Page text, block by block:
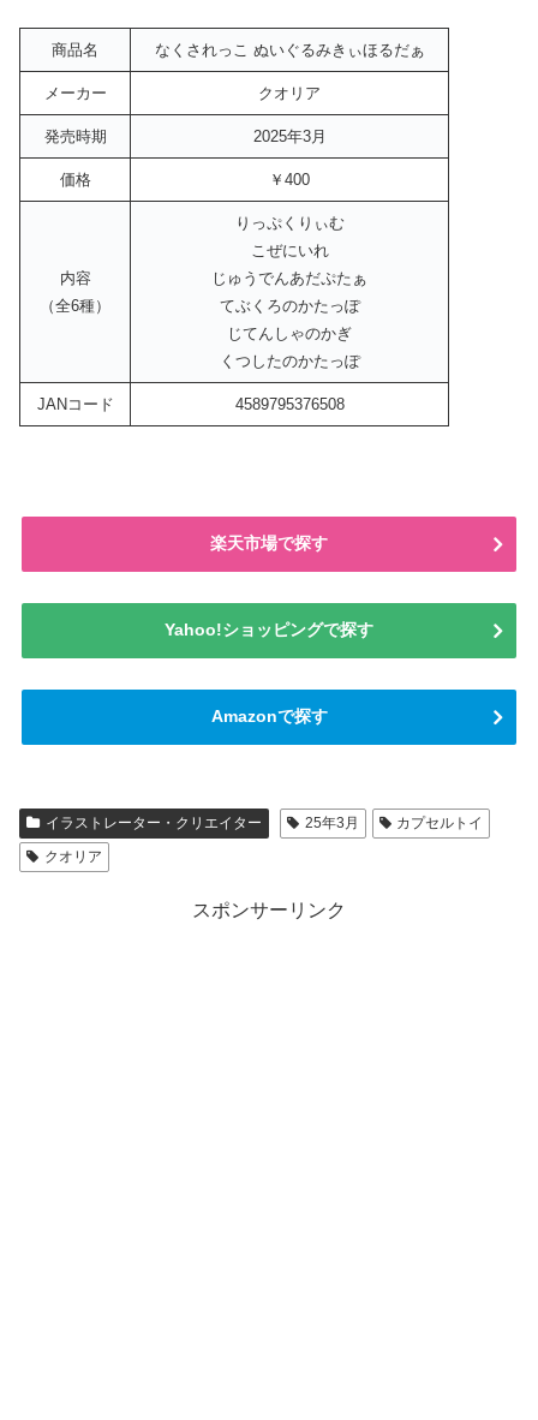
商品名 なくされっこ ぬいぐるみきぃほるだぁ
メーカー クオリア
発売時期 2025年3月
価格 ￥400
内容
（全6種）
りっぷくりぃむ
こぜにいれ
じゅうでんあだぷたぁ
てぶくろのかたっぽ
じてんしゃのかぎ
くつしたのかたっぽ
JANコード 4589795376508
楽天市場で探す
Yahoo!ショッピングで探す
Amazonで探す
イラストレーター・クリエイター 25年3月
カプセルトイ
クオリア
スポンサーリンク